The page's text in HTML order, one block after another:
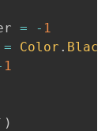
= - 1
= Color . Black
1
)